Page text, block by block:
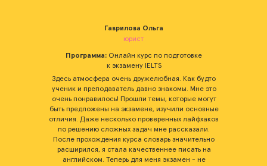
юрист
Гаврилова Ольга
Здесь атмосфера очень дружелюбная. Как будто
ученик и преподаватель давно знакомы. Мне это
очень понравилось! Прошли темы, которые могут
быть предложены на экзамене, изучили основные
отличия. Даже несколько проверенных лайфхаков
по решению сложных задач мне рассказали.
После прохождения курса словарь значительно
расширился, я стала качественнее писать на
английском. Теперь для меня экзамен - не
Программа: Онлайн курс по подготовке
к экзамену IELTS